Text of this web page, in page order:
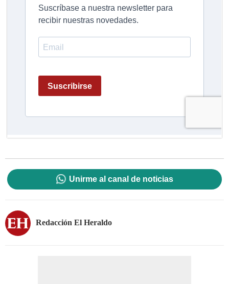
Unirme al canal de noticias
Redacción El Heraldo